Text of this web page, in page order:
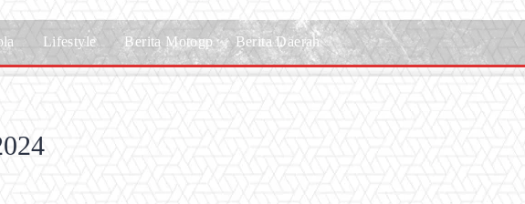
Lifestyle Berita Motogp Berita Daerah